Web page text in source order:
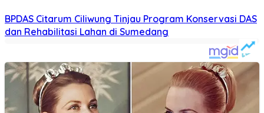
BPDAS Citarum Ciliwung Tinjau Program Konservasi DAS
dan Rehabilitasi Lahan di Sumedang